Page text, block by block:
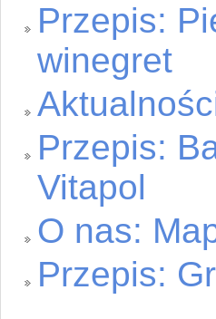
Przepis:
winegret
Przepis:
Vitapol
O nas:
Przepis: